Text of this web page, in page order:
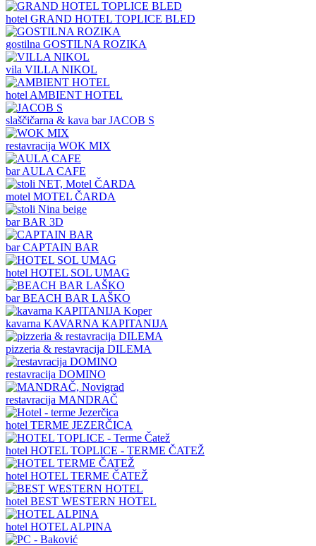
hotel GRAND HOTEL TOPLICE BLED
gostilna GOSTILNA ROZIKA
vila VILLA NIKOL
hotel AMBIENT HOTEL
slaščičarna & kava barJACOB S
restavracija WOK MIX
barAULA CAFE
motel MOTEL ČARDA
barBAR 3D
barCAPTAIN BAR
hotel HOTEL SOL UMAG
barBEACH BAR LAŠKO
kavarna KAVARNA KAPITANIJA
pizzeria & restavracija DILEMA
restavracija DOMINO
restavracija MANDRAČ
hotel TERME JEZERČICA
hotel HOTEL TOPLICE - TERME ČATEŽ
hotel HOTEL TERME ČATEŽ
hotel BEST WESTERN HOTEL
hotel HOTEL ALPINA